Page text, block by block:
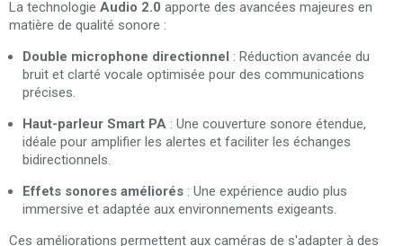
La technologie Audio 2.0 apporte des avancées majeures en
matière de qualité sonore :
Double microphone directionnel : Réduction avancée du
bruit et clarté vocale optimisée pour des communications
précises.
Haut-parleur Smart PA : Une couverture sonore étendue,
idéale pour amplifier les alertes et faciliter les échanges
bidirectionnels.
Effets sonores améliorés : Une expérience audio plus
immersive et adaptée aux environnements exigeants.
Ces améliorations permettent aux caméras de s'adapter à des